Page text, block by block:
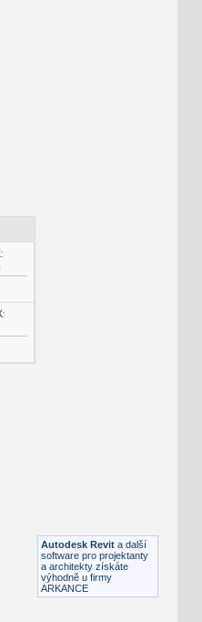
Autodesk Revit a další
software pro projektanty
a architekty získáte
výhodně u firmy
ARKANCE